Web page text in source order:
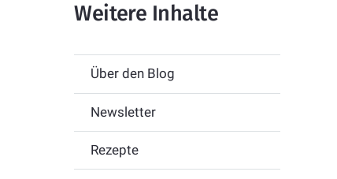
Weitere Inhalte
Über den Blog
Newsletter
Rezepte